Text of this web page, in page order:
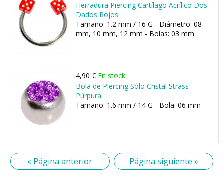
Herradura Piercing Cartílago Acrílico Dos
Dados Rojos
Tamaño: 1.2 mm / 16 G - Diámetro: 08
mm, 10 mm, 12 mm - Bolas: 03 mm
4,90 € En stock
Bola de Piercing Sólo Cristal Strass
Púrpura
Tamaño: 1.6 mm / 14 G - Bola: 06 mm
« Página anterior Página siguiente »